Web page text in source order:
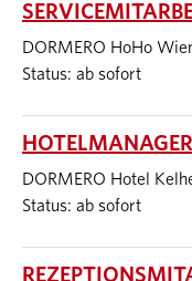
DORMERO HoHo
Status: ab sofort
DORMERO Hotel
Status: ab sofort